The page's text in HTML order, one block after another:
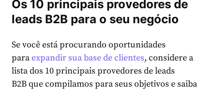
Os 10 principais provedores de
leads B2B para o seu negócio
Se você está procurando oportunidades
paraexpandir sua base de clientes, considere a
lista dos 10 principais provedores de leads
B2B que compilamos para seus objetivos e saiba